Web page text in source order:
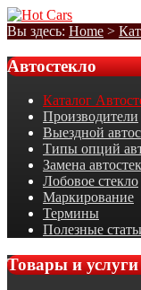
Вы здесь: Home >
Автостекло
Каталог
Производители
Выездной
Типы опций
Замена
Лобовое стекло
Маркирование
Термины
Полезные
Товарыи услуги